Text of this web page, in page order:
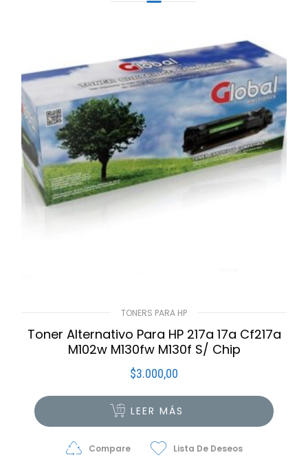
TONERS PARA HP
Toner Alternativo Para HP 217a 17a Cf217a
M102w M130fw M130f S/ Chip
$3.000,00
LEER MÁS
Compare Lista De Deseos